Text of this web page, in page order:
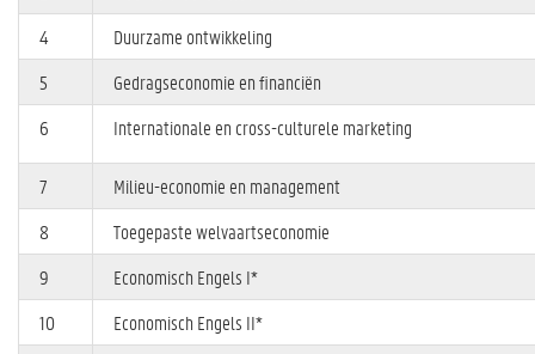
4
Duurzame ontwikkeling
5
Gedragseconomie en financiën
6
Internationale en cross-culturele marketing
7
Milieu-economie en management
8
Toegepaste welvaartseconomie
9
Economisch Engels I*
10
Economisch Engels II*